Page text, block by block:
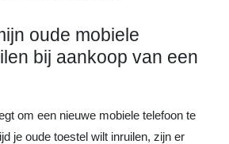
oude mobiele
bij aankoop van een
om een nieuwe mobiele telefoon te
je oude toestel wilt inruilen, zijn er